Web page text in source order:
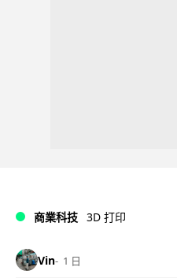
商業科技 3D 打印
Vin 1 日